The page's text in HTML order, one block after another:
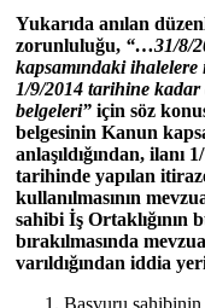
Yukarıda anılan
zorunluluğu, “…31/8/
kapsamındaki
1/9/2014 tarihine
belgeleri” için söz
belgesinin Kanun
anlaşıldığından, ilanı
tarihinde yapılan
kullanılmasının
sahibi İş Ortaklığının
bırakılmasında
varıldığından iddia
Başvuru sahibinin